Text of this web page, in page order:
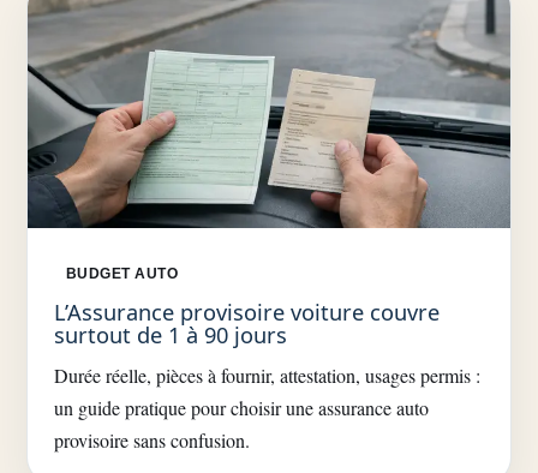
BUDGET AUTO
L’Assurance provisoire voiture couvre
surtout de 1 à 90 jours
Durée réelle, pièces à fournir, attestation, usages permis :
un guide pratique pour choisir une assurance auto
provisoire sans confusion.